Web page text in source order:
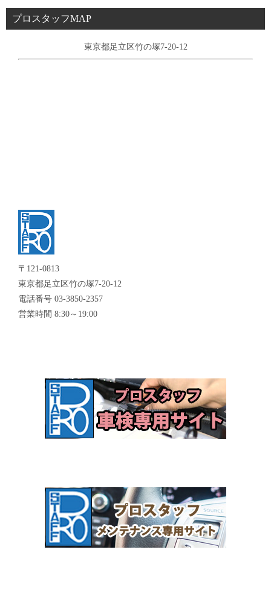
プロスタッフMAP
東京都足立区竹の塚7-20-12
〒121-0813
東京都足立区竹の塚7-20-12
電話番号 03-3850-2357
営業時間 8:30～19:00